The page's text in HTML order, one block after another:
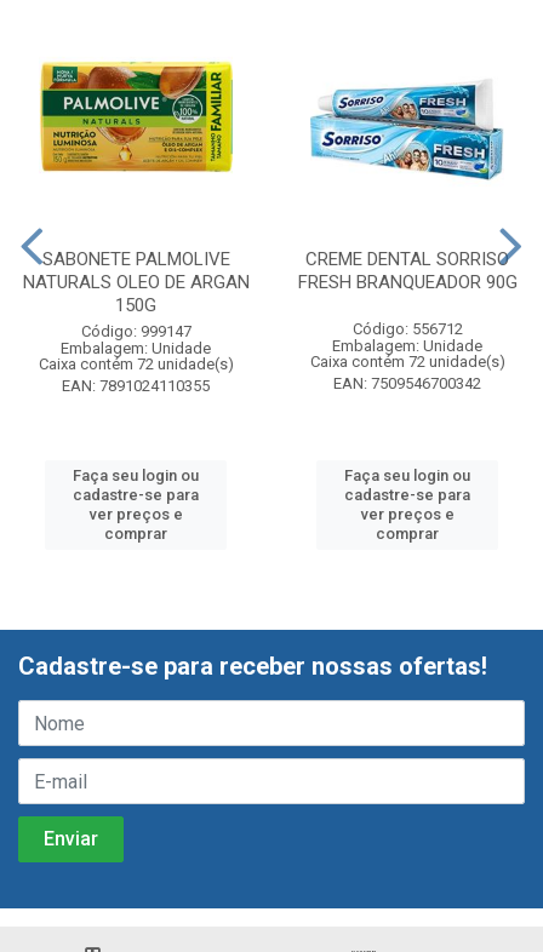
SABONETE PALMOLIVE
NATURALS OLEO DE ARGAN
150G
Código: 999147
Embalagem: Unidade
Caixa contém 72 unidade(s)
EAN: 7891024110355
Faça seu login ou
cadastre-se para
ver preços e
comprar
CREME DENTAL SORRISO
FRESH BRANQUEADOR 90G
Código: 556712
Embalagem: Unidade
Caixa contém 72 unidade(s)
EAN: 7509546700342
Faça seu login ou
cadastre-se para
ver preços e
comprar
Cadastre-se para receber nossas ofertas!